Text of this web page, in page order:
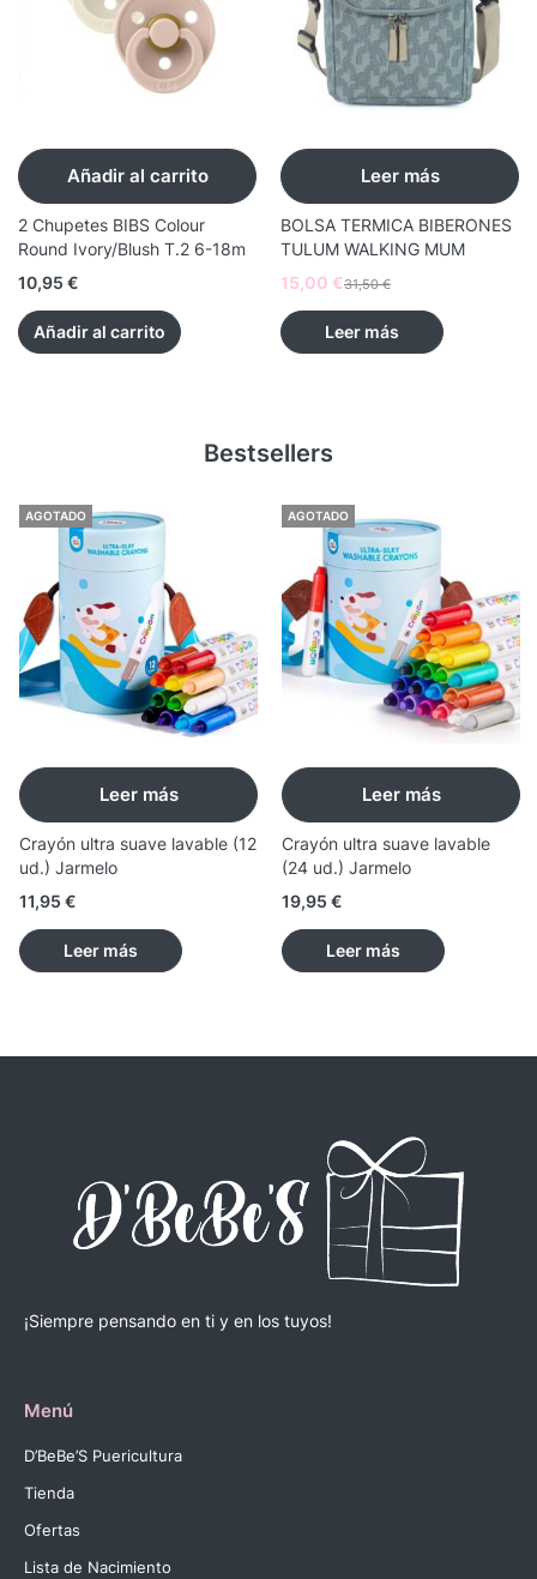
Añadir al carrito
2 Chupetes BIBS Colour
Round Ivory/Blush T.2 6-18m
10,95 €
Añadir al carrito
Leer más
BOLSA TERMICA BIBERONES
TULUM WALKING MUM
31,50€
15,00 €
Leer más
Bestsellers
AGOTADO
Leer más
Crayón ultra suave lavable (12
ud.) Jarmelo
11,95 €
Leer más
AGOTADO
Leer más
Crayón ultra suave lavable
(24 ud.) Jarmelo
19,95 €
Leer más
¡Siempre pensando en ti y en los tuyos!
Menú
D’BeBe’S Puericultura
Tienda
Ofertas
Lista de Nacimiento